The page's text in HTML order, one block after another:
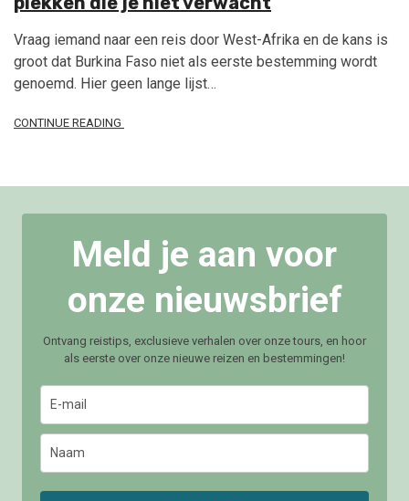
Vraag iemand naar een reis door West-Afrika en de kans is
groot dat Burkina Faso niet als eerste bestemming wordt
genoemd. Hier geen lange lijst…
CONTINUE READING
Meld je aan voor
onze nieuwsbrief
Ontvang reistips, exclusieve verhalen over onze tours, en hoor
als eerste over onze nieuwe reizen en bestemmingen!